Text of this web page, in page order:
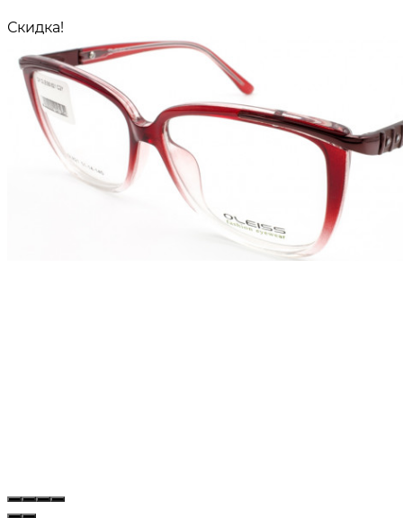
Скидка!